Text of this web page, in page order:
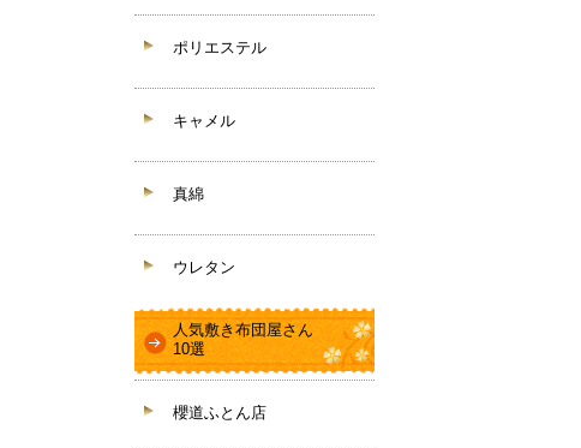
ポリエステル
キャメル
真綿
ウレタン
人気敷き布団屋さん
10選
櫻道ふとん店